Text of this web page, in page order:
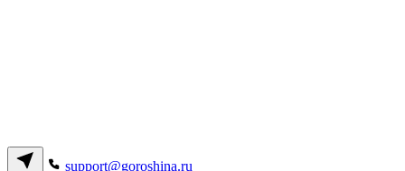
support@goroshina.ru